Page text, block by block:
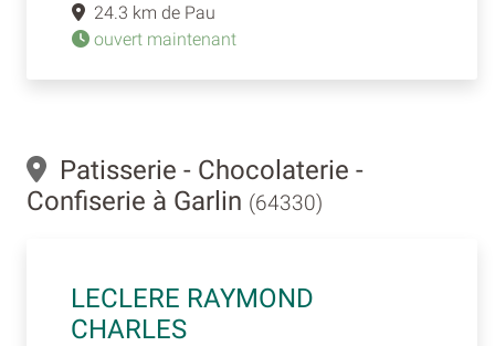
24.3 km de Pau
ouvert maintenant
Patisserie - Chocolaterie -
Confiserie à Garlin (64330)
LECLERE RAYMOND
CHARLES